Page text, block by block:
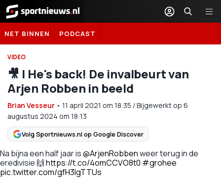
Sportnieuws.nl
NET BINNEN PODCAST
VIDEO
🎥 | He's back! De invalbeurt van
Arjen Robben in beeld
Brian Vesseur • 11 april 2021 om 18:35 /Bijgewerkt op 6
augustus 2024 om 18:13
Volg Sportnieuws.nl op Google Discover
Na bijna een half jaar is@ArjenRobbenweer terug in de
eredivisie 🙌https://t.co/4omCCVO8t0 #grohee
pic.twitter.com/gfH3IgTTUs